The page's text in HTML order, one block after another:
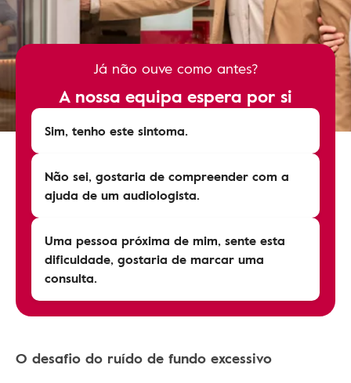
Já não ouve como antes?
A nossa equipa espera por si
Sim, tenho este sintoma.
Não sei, gostaria de compreender com a
ajuda de um audiologista.
Uma pessoa próxima de mim, sente esta
dificuldade, gostaria de marcar uma
consulta.
O desafio do ruído de fundo excessivo